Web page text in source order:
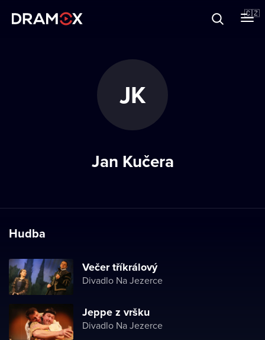
🇨🇿
JK
Jan Kučera
Hudba
Večer tříkrálový
Divadlo Na Jezerce
Jeppe z vršku
Divadlo Na Jezerce